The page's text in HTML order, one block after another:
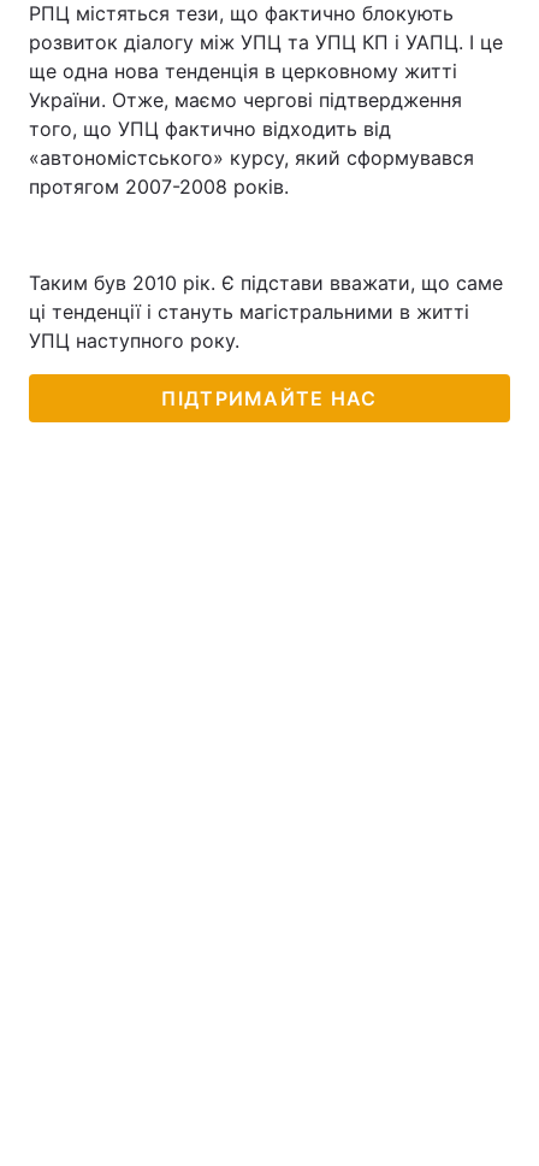
РПЦ містяться тези, що фактично блокують
розвиток діалогу між УПЦ та УПЦ КП і УАПЦ. І це
ще одна нова тенденція в церковному житті
України. Отже, маємо чергові підтвердження
того, що УПЦ фактично відходить від
«автономістського» курсу, який сформувався
протягом 2007-2008 років.
Таким був 2010 рік. Є підстави вважати, що саме
ці тенденції і стануть магістральними в житті
УПЦ наступного року.
ПІДТРИМАЙТЕ НАС